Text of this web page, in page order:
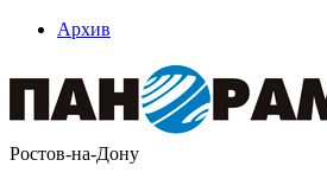
Архив
Ростов-на-Дону